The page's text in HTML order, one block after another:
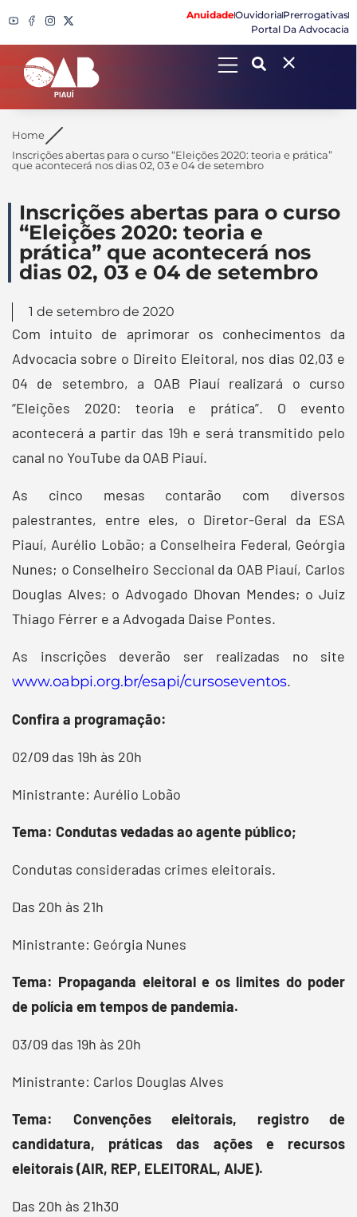
AnuidadeOuvidoriaPrerrogativas
Portal Da Advocacia
Search
Home
Inscrições abertas para o curso “Eleições 2020: teoria e prática”
que acontecerá nos dias 02, 03 e 04 de setembro
Inscrições abertas para o curso
“Eleições 2020: teoria e
prática” que acontecerá nos
dias 02, 03 e 04 de setembro
1 de setembro de 2020
Com intuito de aprimorar os conhecimentos da
Advocacia sobre o Direito Eleitoral, nos dias 02,03 e
04 de setembro, a OAB Piauí realizará o curso
“Eleições 2020: teoria e prática”. O evento
acontecerá a partir das 19h e será transmitido pelo
canal no YouTube da OAB Piauí.
As cinco mesas contarão com diversos
palestrantes, entre eles, o Diretor-Geral da ESA
Piauí, Aurélio Lobão; a Conselheira Federal, Geórgia
Nunes; o Conselheiro Seccional da OAB Piauí, Carlos
Douglas Alves; o Advogado Dhovan Mendes; o Juiz
Thiago Férrer e a Advogada Daise Pontes.
As inscrições deverão ser realizadas no site
www.oabpi.org.br/esapi/cursoseventos.
Confira a programação:
02/09 das 19h às 20h
Ministrante: Aurélio Lobão
Tema: Condutas vedadas ao agente público;
Condutas consideradas crimes eleitorais.
Das 20h às 21h
Ministrante: Geórgia Nunes
Tema: Propaganda eleitoral e os limites do poder
de polícia em tempos de pandemia.
03/09 das 19h às 20h
Ministrante: Carlos Douglas Alves
Tema: Convenções eleitorais, registro de
candidatura, práticas das ações e recursos
eleitorais (AIR, REP, ELEITORAL, AIJE).
Das 20h às 21h30